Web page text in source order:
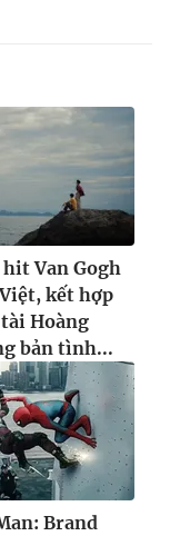
có sự chấp
phát hành lại
Van Gogh
kết hợp
Hoàng
bản tình...
Brand